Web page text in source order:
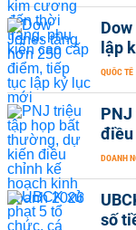
lập
QUỐC TẾ
điều
DOANH
số